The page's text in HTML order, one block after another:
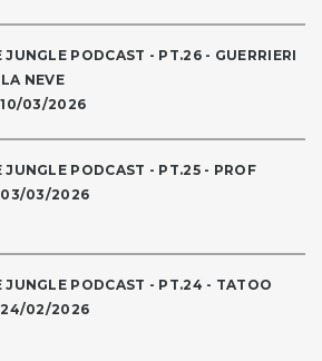
JUNGLE PODCAST - PT.26 - GUERRIERI
NEVE
03/2026
JUNGLE PODCAST - PT.25 - PROF
03/2026
JUNGLE PODCAST - PT.24 - TATOO
02/2026